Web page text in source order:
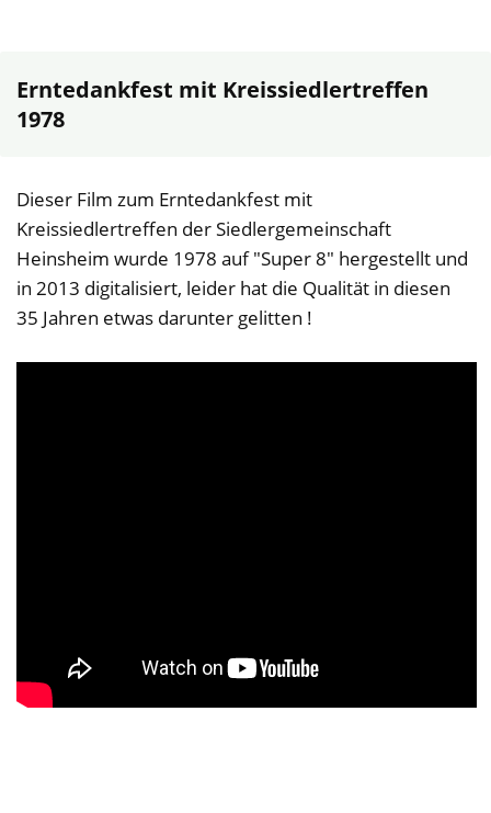
Erntedankfest mit Kreissiedlertreffen
1978
Dieser Film zum Erntedankfest mit
Kreissiedlertreffen der Siedlergemeinschaft
Heinsheim wurde 1978 auf "Super 8" hergestellt und
in 2013 digitalisiert, leider hat die Qualität in diesen
35 Jahren etwas darunter gelitten !